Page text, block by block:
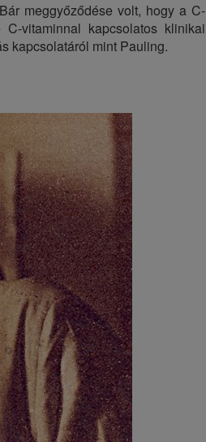
meggyőződése volt, hogy a C-
vitaminnal kapcsolatos klinikai
kapcsolatáról mint Pauling.